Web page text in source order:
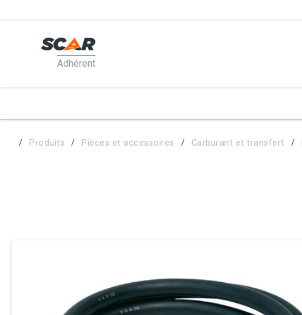
Adhérent
Produits Pièces et accessoires Carburant et transfert